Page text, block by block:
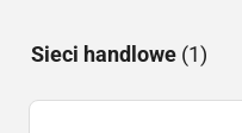
Sieci handlowe (1)